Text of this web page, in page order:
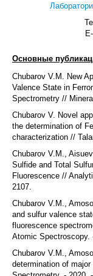
Основные
Chubarov V.M. New
Valence State in
Spectrometry //
Chubarov V. Novel
the determination of
characterization //
Chubarov V.M.,
Sulfide and Total
Fluorescence //
2107.
Chubarov V.M.,
and sulfur valence
fluorescence
Atomic Spectroscopy.
Chubarov V.M.,
determination of